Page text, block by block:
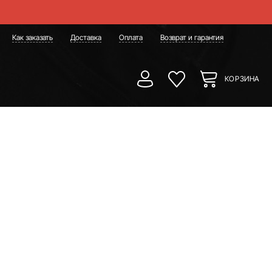
Как заказать Доставка Оплата Возврат и гарантия
КОРЗИНА